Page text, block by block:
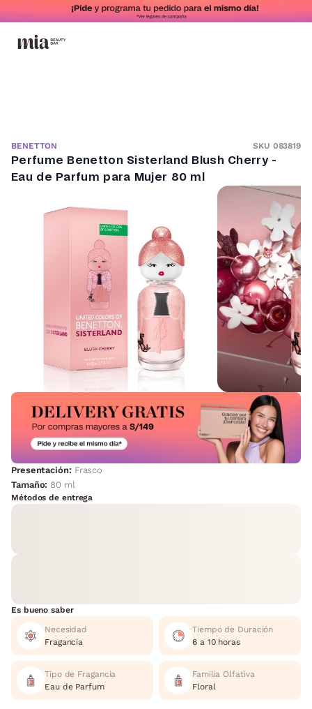
BENETTON SKU 083819
Perfume Benetton Sisterland Blush Cherry -
Eau de Parfum para Mujer 80 ml
Presentación: Frasco
Tamaño: 80 ml
Métodos de entrega
Es bueno saber
Necesidad
Fragancia
Tiempo de Duración
6 a 10 horas
Tipo de Fragancia
Eau de Parfum
Familia Olfativa
Floral